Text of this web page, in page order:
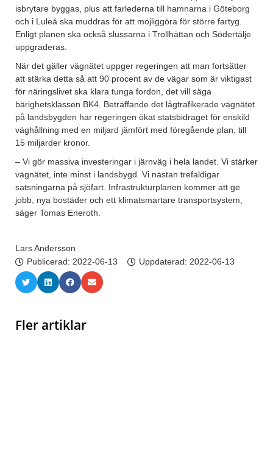
isbrytare byggas, plus att farlederna till hamnarna i Göteborg
och i Luleå ska muddras för att möjliggöra för större fartyg.
Enligt planen ska också slussarna i Trollhättan och Södertälje
uppgraderas.
När det gäller vägnätet uppger regeringen att man fortsätter
att stärka detta så att 90 procent av de vägar som är viktigast
för näringslivet ska klara tunga fordon, det vill säga
bärighetsklassen BK4. Beträffande det lågtrafikerade vägnätet
på landsbygden har regeringen ökat statsbidraget för enskild
väghållning med en miljard jämfört med föregående plan, till
15 miljarder kronor.
– Vi gör massiva investeringar i järnväg i hela landet. Vi stärker
vägnätet, inte minst i landsbygd. Vi nästan trefaldigar
satsningarna på sjöfart. Infrastrukturplanen kommer att ge
jobb, nya bostäder och ett klimatsmartare transportsystem,
säger Tomas Eneroth.
Lars Andersson
Publicerad: 2022-06-13 Uppdaterad: 2022-06-13
Fler artiklar